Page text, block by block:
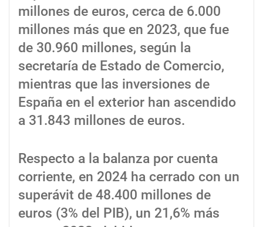
millones de euros, cerca de 6.000
millones más que en 2023, que fue
de 30.960 millones, según la
secretaría de Estado de Comercio,
mientras que las inversiones de
España en el exterior han ascendido
a 31.843 millones de euros.
Respecto a la balanza por cuenta
corriente, en 2024 ha cerrado con un
superávit de 48.400 millones de
euros (3% del PIB), un 21,6% más